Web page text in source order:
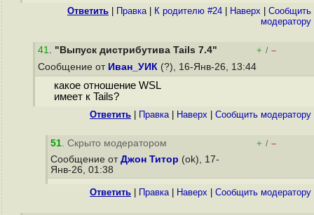
Ответить Правка| К родителю #24 Наверх
Cообщить
модератору
41. "Выпуск дистрибутива Tails 7.4" + / –
Сообщение от Иван_УИК (?), 16-Янв-26, 13:44
какое отношение WSL
имеет к Tails?
Ответить Правка| Наверх Cообщить модератору
51. Скрыто модератором + / –
Сообщение от Джон Титор (ok), 17-
Янв-26, 01:38
Ответить Правка| Наверх Cообщить модератору